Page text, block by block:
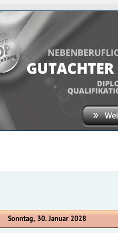
Sonntag, 30. Januar 2028